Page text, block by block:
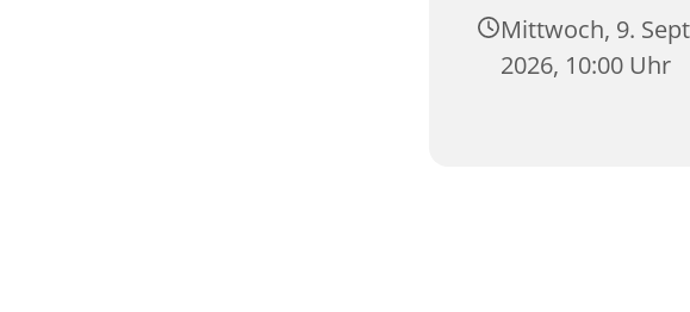
Mittwoch, 9.
2026, 10:00 Uhr